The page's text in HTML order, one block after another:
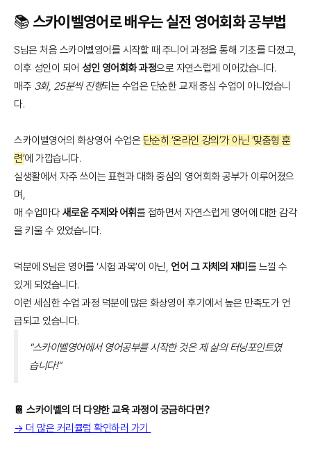
📚 스카이벨영어로 배우는 실전 영어회화 공부법
S님은 처음 스카이벨영어를 시작할 때 주니어 과정을 통해 기초를 다졌고,
이후 성인이 되어 성인 영어회화 과정으로 자연스럽게 이어갔습니다.
매주 3회, 25분씩 진행되는 수업은 단순한 교재 중심 수업이 아니었습니
다.
스카이벨영어의 화상영어 수업은 단순히 ‘온라인 강의’가 아닌 ‘맞춤형 훈
련’에 가깝습니다.
실생활에서 자주 쓰이는 표현과 대화 중심의 영어회화 공부가 이루어졌으
며,
매 수업마다새로운 주제와 어휘를 접하면서 자연스럽게 영어에 대한 감각
을 키울 수 있었습니다.
덕분에 S님은 영어를 ‘시험 과목’이 아닌, 언어 그 자체의 재미 를 느낄 수
있게 되었습니다.
이런 세심한 수업 과정 덕분에 많은 화상영어 후기에서 높은 만족도가 언
급되고 있습니다.
"스카이벨영어에서 영어공부를 시작한 것은 제 삶의 터닝포인트였
습니다!"
📔 스카이벨의 더 다양한 교육 과정이 궁금하다면?
→ 더 많은 커리큘럼 확인하러 가기